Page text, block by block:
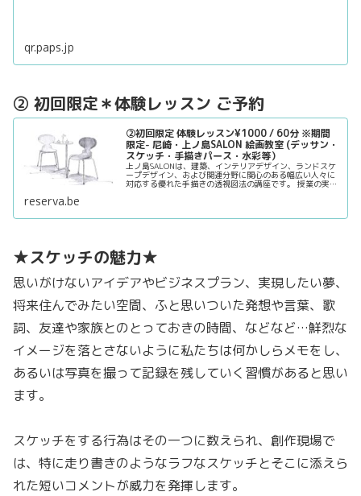
qr.paps.jp
② 初回限定＊体験レッスン ご予約
②初回限定 体験レッスン¥1000 / 60分 ※期間
限定- 尼崎・上ノ島SALON 絵画教室 (デッサン・
スケッチ・手描きパース・水彩等）
上ノ島SALONは、建築、インテリアデザイン、ランドスケ
ープデザイン、および関連分野に関心のある幅広い人々に
対応する優れた手描きの透視図法の講座です。 授業の実践
備えたい人に…
reserva.be
★スケッチの魅力★
思いがけないアイデアやビジネスプラン、実現したい夢、
将来住んでみたい空間、ふと思いついた発想や言葉、歌
詞、友達や家族とのとっておきの時間、などなど…鮮烈な
イメージを落とさないように私たちは何かしらメモをし、
あるいは写真を撮って記録を残していく習慣があると思い
ます。
スケッチをする行為はその一つに数えられ、創作現場で
は、特に走り書きのようなラフなスケッチとそこに添えら
れた短いコメントが威力を発揮します。